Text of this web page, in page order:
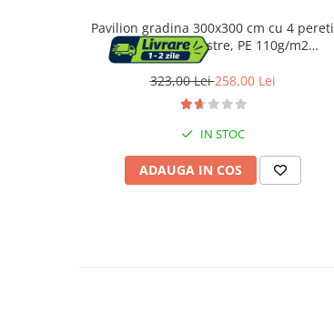
Vase & ustensile pentru gatit
Ustensile bucatarie
Accesorii pentru bucatarie
Pavilion gradina 300x300 cm cu 4 pereti
laterali cu ferestre, PE 110g/m2
impermeabil, cadru otel, gri
323,00 Lei258,00 Lei
IN STOC
ADAUGA IN COS